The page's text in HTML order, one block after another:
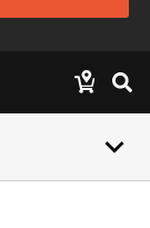
keyboard_arrow_down